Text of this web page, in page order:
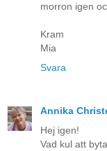
morron igen
Kram
Mia
Svara
Annika
Hej igen!
Vad kul att